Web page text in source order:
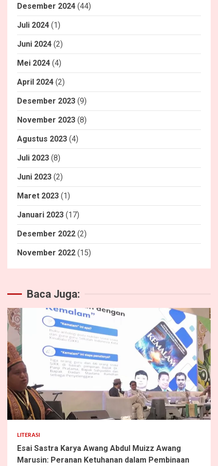
Desember 2024 (44)
Juli 2024 (1)
Juni 2024 (2)
Mei 2024 (4)
April 2024 (2)
Desember 2023 (9)
November 2023 (8)
Agustus 2023 (4)
Juli 2023 (8)
Juni 2023 (2)
Maret 2023 (1)
Januari 2023 (17)
Desember 2022 (2)
November 2022 (15)
Baca Juga:
5 min read
LITERASI
Esai Sastra Karya Awang Abdul Muizz Awang
Marusin: Peranan Ketuhanan dalam Pembinaan